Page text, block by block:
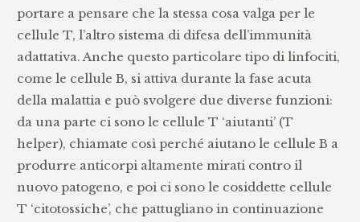
portare a pensare che la stessa cosa valga per le
cellule T, l’altro sistema di difesa dell’immunità
adattativa. Anche questo particolare tipo di linfociti,
come le cellule B, si attiva durante la fase acuta
della malattia e può svolgere due diverse funzioni:
da una parte ci sono le cellule T ‘aiutanti’ (T
helper), chiamate così perché aiutano le cellule B a
produrre anticorpi altamente mirati contro il
nuovo patogeno, e poi ci sono le cosiddette cellule
T ‘citotossiche’, che pattugliano in continuazione